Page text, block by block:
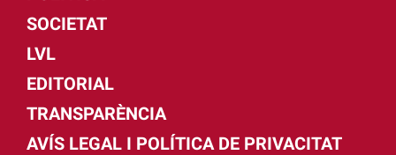
SOCIETAT
LVL
EDITORIAL
TRANSPARÈNCIA
AVÍS LEGAL I POLÍTICA DE PRIVACITAT